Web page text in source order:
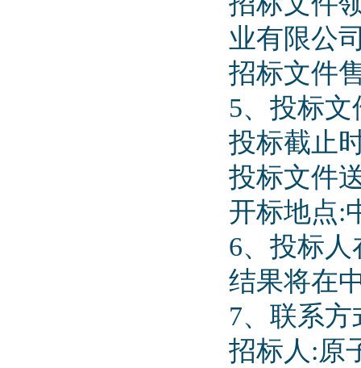
业有限公
招标文件
5、投标
投标截止
投标文件
开标地点:
6、投标
结果将在
7、联系方
招标人:原